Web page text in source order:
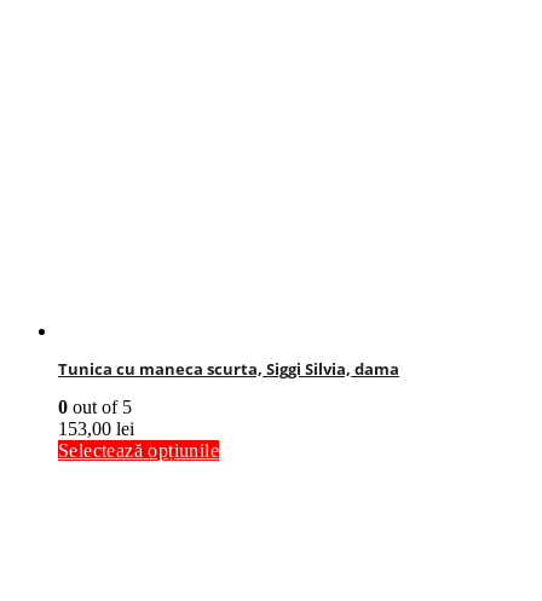
Tunica cu maneca scurta, Siggi Silvia, dama
0 out of 5
153,00 lei
Selectează opțiunile